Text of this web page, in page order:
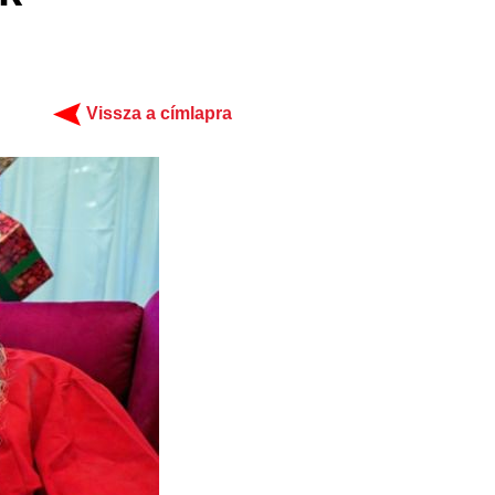
Vissza a címlapra